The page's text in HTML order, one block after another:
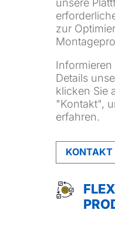
zur
Informieren
Details
klicken Sie
"Kontakt",
erfahren.
KONTAKT